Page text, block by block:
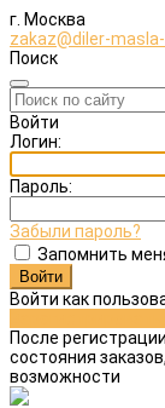
г. Москва
zakaz@diler-
Поиск
Войти
Логин:
Пароль:
Забыли пароль?
Запомнить
Войти как
После
состояния
возможности